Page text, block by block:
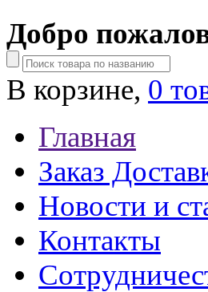
Добро
В корзине, 0
Главная
Заказ
Новости и
Контакты